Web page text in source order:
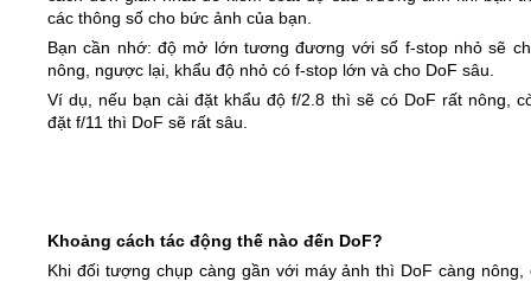
các thông số cho bức ảnh của bạn.
Bạn cần nhớ: độ mở lớn tương đương với số f-stop nhỏ sẽ
nông, ngược lại, khẩu độ nhỏ có f-stop lớn và cho DoF sâu.
Ví dụ, nếu bạn cài đặt khẩu độ f/2.8 thì sẽ có DoF rất nông,
đặt f/11 thì DoF sẽ rất sâu.
Khoảng cách tác động thế nào đến DoF?
Khi đối tượng chụp càng gần với máy ảnh thì DoF càng nông,